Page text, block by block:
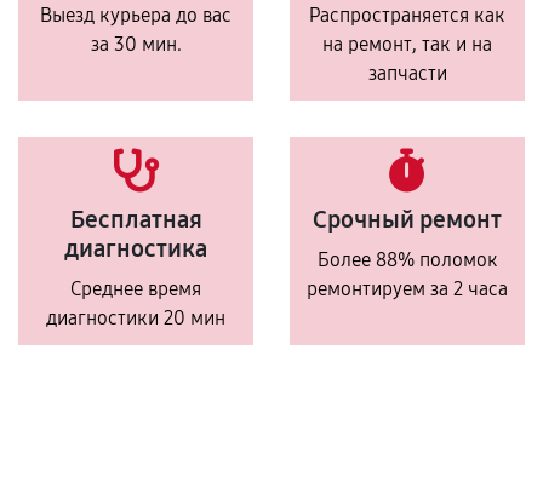
Выезд курьера до вас
за 30 мин.
Распространяется как
на ремонт, так и на
запчасти
Бесплатная
диагностика
Среднее время
диагностики 20 мин
Срочный ремонт
Более 88% поломок
ремонтируем за 2 часа